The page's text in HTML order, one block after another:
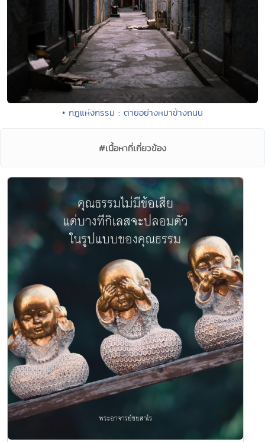
• กฎแห่งกรรม : ตายอย่างหมาข้างถนน
#เนื้อหาที่เกี่ยวข้อง